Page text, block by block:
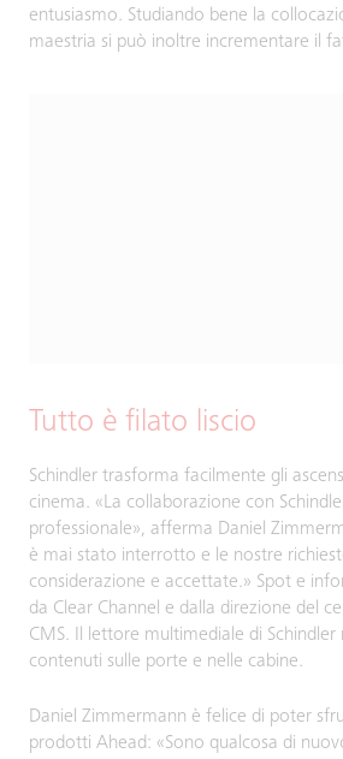
entusiasmo. Studiando bene la
maestria si può inoltre incrementare il
Tutto è filato liscio
Schindler trasforma facilmente gli
cinema. «La collaborazione con
professionale», afferma Daniel
è mai stato interrotto e le nostre
considerazione e accettate.» Spot e
da Clear Channel e dalla direzione del
CMS. Il lettore multimediale di Schindler
contenuti sulle porte e nelle cabine.
Daniel Zimmermann è felice di poter
prodotti Ahead: «Sono qualcosa di